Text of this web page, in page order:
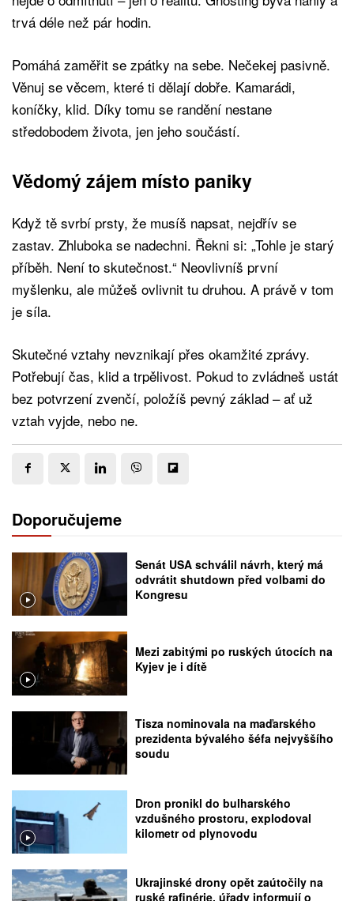
trvá déle než pár hodin.
Pomáhá zaměřit se zpátky na sebe. Nečekej pasivně.
Věnuj se věcem, které ti dělají dobře. Kamarádi,
koníčky, klid. Díky tomu se randění nestane
středobodem života, jen jeho součástí.
Vědomý zájem místo paniky
Když tě svrbí prsty, že musíš napsat, nejdřív se
zastav. Zhluboka se nadechni. Řekni si: „Tohle je starý
příběh. Není to skutečnost.“ Neovlivníš první
myšlenku, ale můžeš ovlivnit tu druhou. A právě v tom
je síla.
Skutečné vztahy nevznikají přes okamžité zprávy.
Potřebují čas, klid a trpělivost. Pokud to zvládneš ustát
bez potvrzení zvenčí, položíš pevný základ – ať už
vztah vyjde, nebo ne.
Doporučujeme
Senát USA schválil návrh, který má
odvrátit shutdown před volbami do
Kongresu
Mezi zabitými po ruských útocích na
Kyjev je i dítě
Tisza nominovala na maďarského
prezidenta bývalého šéfa nejvyššího
soudu
Dron pronikl do bulharského
vzdušného prostoru, explodoval
kilometr od plynovodu
Ukrajinské drony opět zaútočily na
ruské rafinérie, úřady informují o